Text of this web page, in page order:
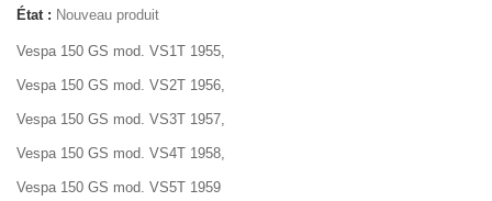
État : Nouveau produit
Vespa 150 GS mod. VS1T 1955,
Vespa 150 GS mod. VS2T 1956,
Vespa 150 GS mod. VS3T 1957,
Vespa 150 GS mod. VS4T 1958,
Vespa 150 GS mod. VS5T 1959